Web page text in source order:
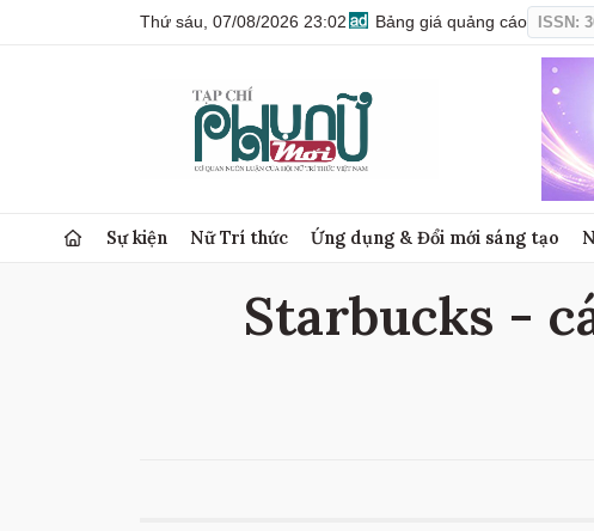
Thứ sáu, 07/08/2026 23:02 Bảng giá quảng cáo ISSN:
Sự kiện Nữ Trí thức Ứng dụng & Đổi mới sáng tạo
Starbucks -